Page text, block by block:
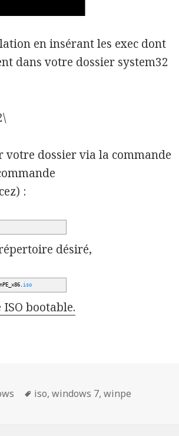
en insérant les exec dont
dans votre dossier system32
votre dossier via la commande
:
désiré,
iso
bootable.
Mots-
iso,windows 7,winpe